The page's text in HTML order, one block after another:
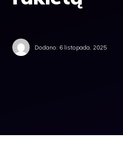
Dodano: 6 listopada, 2025